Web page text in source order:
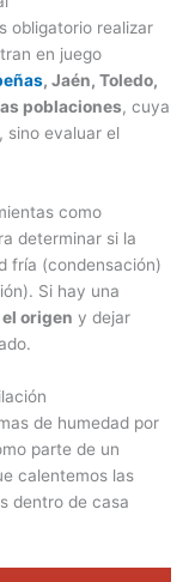
obligatorio realizar
en juego
, Jaén, Toledo,
poblaciones, cuya
sino evaluar el
como
determinar si la
fría (condensación)
Si hay una
origen y dejar
de humedad por
parte de un
calentemos las
dentro de casa